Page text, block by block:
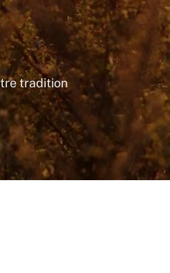
tradition